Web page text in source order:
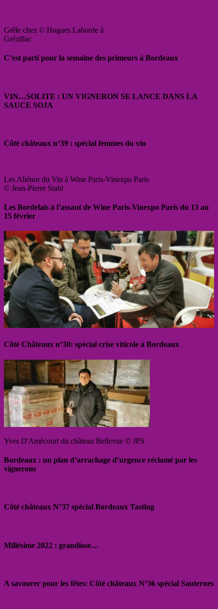
Grêle chez © Hugues Laborde à
Grézillac
C’est parti pour la semaine des primeurs à Bordeaux
VIN…SOLITE : UN VIGNERON SE LANCE DANS LA
SAUCE SOJA
Côté châteaux n°39 : spécial femmes du vin
Les Aliénor du Vin à Wine Paris-Vinexpo Paris
© Jean-Pierre Stahl
Les Bordelais à l’assaut de Wine Paris-Vinexpo Paris du 13 au
15 février
Côté Châteaux n°38: spécial crise viticole à Bordeaux
Yves D'Amécourt du château Bellevue © JPS
Bordeaux : un plan d’arrachage d’urgence réclamé par les
vignerons
Côté châteaux N°37 spécial Bordeaux Tasting
Millésime 2022 : grandiose…
A savourer pour les fêtes: Côté châteaux N°36 spécial Sauternes